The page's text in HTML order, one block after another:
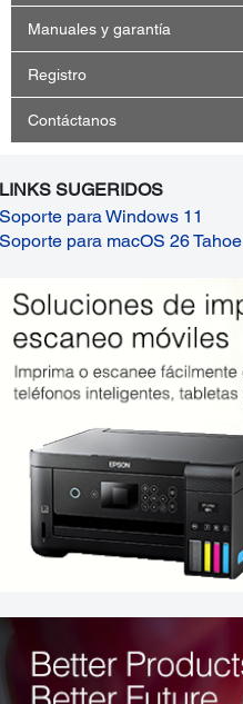
Manuales y garantía
Registro
Contáctanos
LINKS SUGERIDOS
Soporte para Windows 11
Soporte para macOS 26 Tahoe